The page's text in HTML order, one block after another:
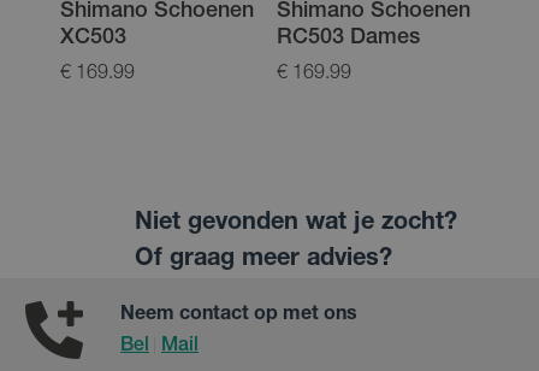
Shimano Schoenen
XC503
€ 169.99
Shimano Schoenen
RC503 Dames
€ 169.99
Niet gevonden wat je zocht?
Of graag meer advies?
Neem contact op met ons
Bel
Mail